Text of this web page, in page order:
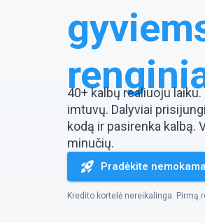
40+ kalbų realiuoju
imtuvų. Dalyviai
kodą ir pasirenka kalbą.
minučių.
Pradėkite
Kredito kortelė nereikalinga. Pirmą